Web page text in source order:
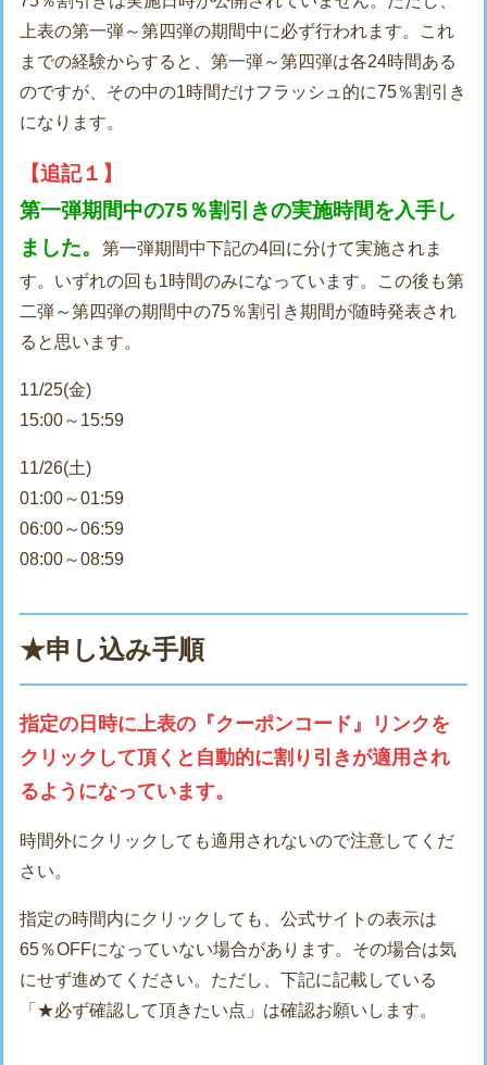
上表の第一弾～第四弾の期間中に必ず行われます。これ
までの経験からすると、第一弾～第四弾は各24時間ある
のですが、その中の1時間だけフラッシュ的に75％割引き
になります。
【追記１】
第一弾期間中の75％割引きの実施時間を入手し
ました。
第一弾期間中下記の4回に分けて実施されま
す。いずれの回も1時間のみになっています。この後も第
二弾～第四弾の期間中の75％割引き期間が随時発表され
ると思います。
11/25(金)
15:00～15:59
11/26(土)
01:00～01:59
06:00～06:59
08:00～08:59
★申し込み手順
指定の日時に上表の『クーポンコード』リンクを
クリックして頂くと自動的に割り引きが適用され
るようになっています。
時間外にクリックしても適用されないので注意してくだ
さい。
指定の時間内にクリックしても、公式サイトの表示は
65％OFFになっていない場合があります。その場合は気
にせず進めてください。ただし、下記に記載している
「★必ず確認して頂きたい点」は確認お願いします。